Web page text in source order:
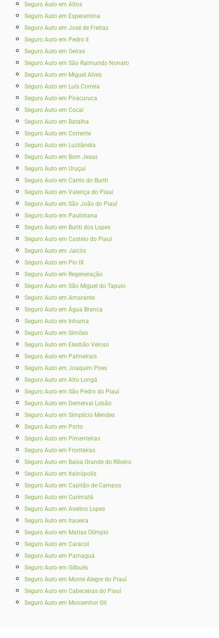
Seguro Auto em Altos
Seguro Auto em Esperantina
Seguro Auto em José de Freitas
Seguro Auto em Pedro II
Seguro Auto em Oeiras
Seguro Auto em São Raimundo Nonato
Seguro Auto em Miguel Alves
Seguro Auto em Luís Correia
Seguro Auto em Piracuruca
Seguro Auto em Cocal
Seguro Auto em Batalha
Seguro Auto em Corrente
Seguro Auto em Luzilândia
Seguro Auto em Bom Jesus
Seguro Auto em Uruçuí
Seguro Auto em Canto do Buriti
Seguro Auto em Valença do Piauí
Seguro Auto em São João do Piauí
Seguro Auto em Paulistana
Seguro Auto em Buriti dos Lopes
Seguro Auto em Castelo do Piauí
Seguro Auto em Jaicós
Seguro Auto em Pio IX
Seguro Auto em Regeneração
Seguro Auto em São Miguel do Tapuio
Seguro Auto em Amarante
Seguro Auto em Água Branca
Seguro Auto em Inhuma
Seguro Auto em Simões
Seguro Auto em Elesbão Veloso
Seguro Auto em Palmeirais
Seguro Auto em Joaquim Pires
Seguro Auto em Alto Longá
Seguro Auto em São Pedro do Piauí
Seguro Auto em Demerval Lobão
Seguro Auto em Simplício Mendes
Seguro Auto em Porto
Seguro Auto em Pimenteiras
Seguro Auto em Fronteiras
Seguro Auto em Baixa Grande do Ribeiro
Seguro Auto em Itainópolis
Seguro Auto em Capitão de Campos
Seguro Auto em Curimatá
Seguro Auto em Avelino Lopes
Seguro Auto em Itaueira
Seguro Auto em Matias Olímpio
Seguro Auto em Caracol
Seguro Auto em Parnaguá
Seguro Auto em Gilbués
Seguro Auto em Monte Alegre do Piauí
Seguro Auto em Cabeceiras do Piauí
Seguro Auto em Monsenhor Gil